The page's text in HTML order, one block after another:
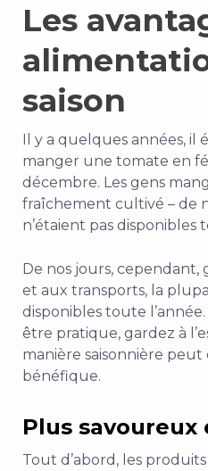
Les
saison
Il y a quelques années, il
manger une tomate en
décembre. Les gens
fraîchement cultivé – de
n’étaient pas disponibles
De nos jours, cependant,
et aux transports, la
disponibles toute
être pratique, gardez à
manière saisonnière
bénéfique.
Plus savoureux
Tout d’abord, les